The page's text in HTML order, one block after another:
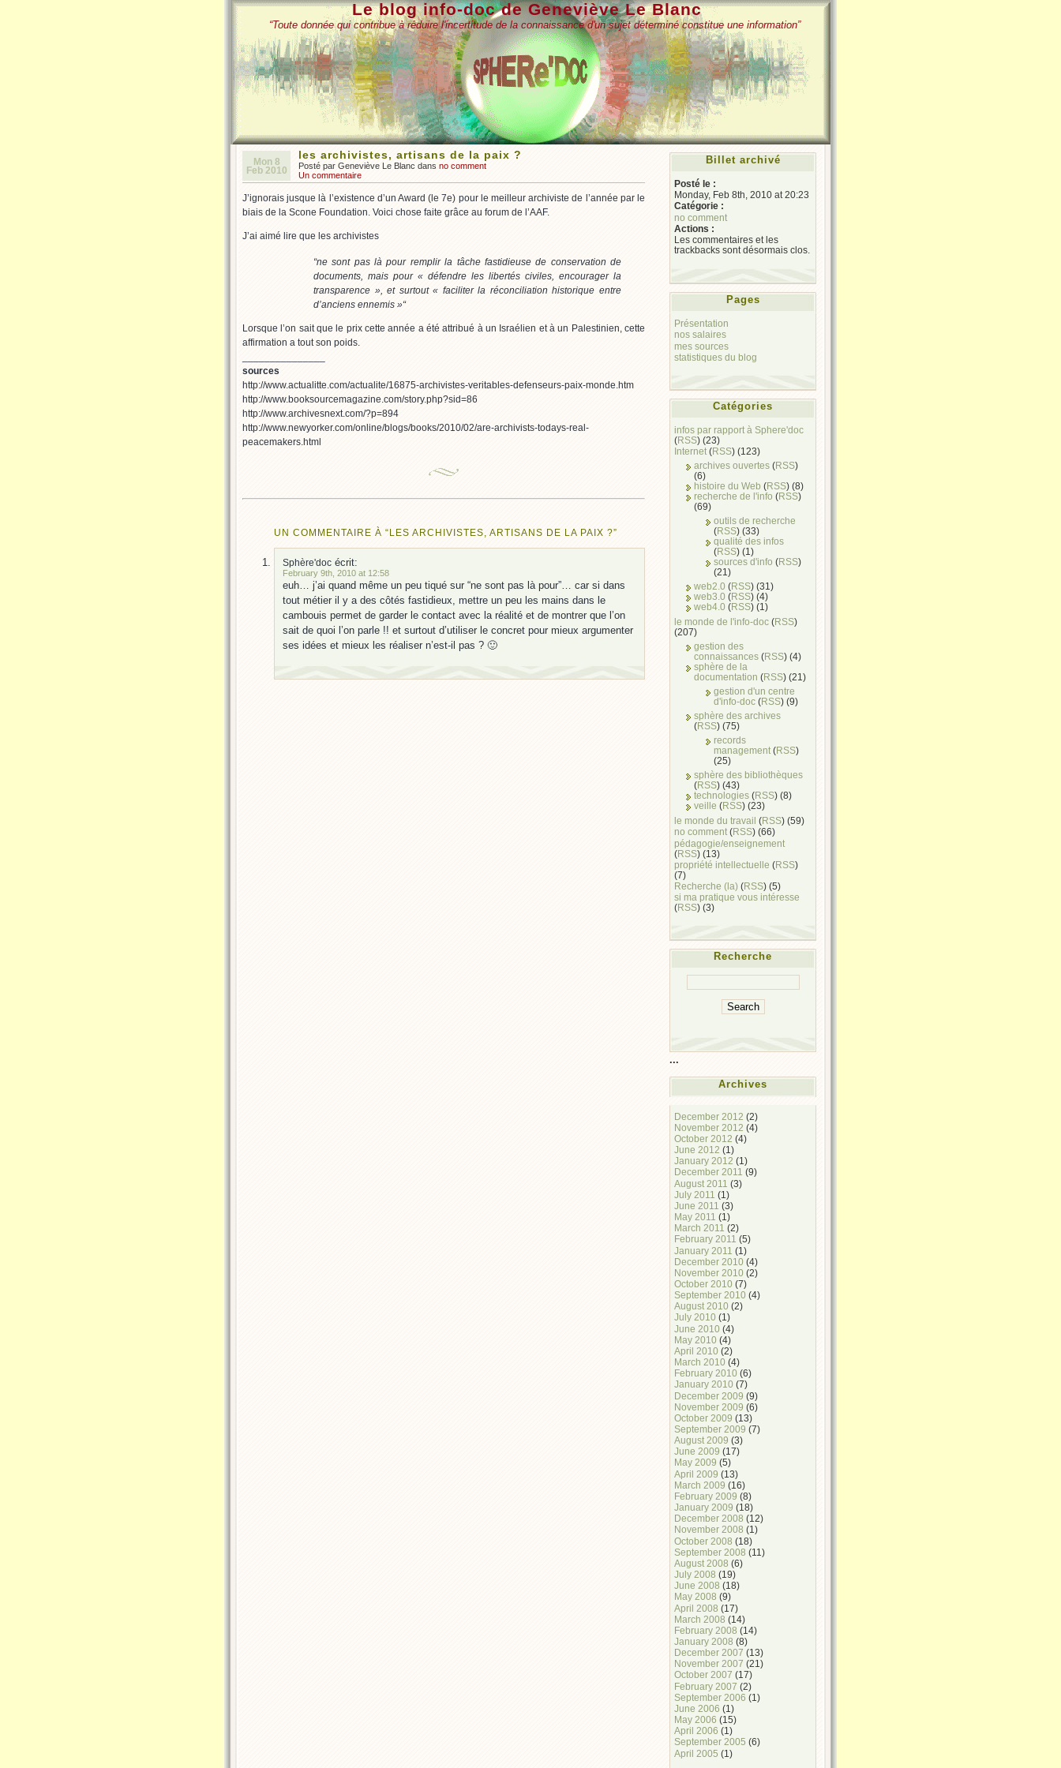
Le blog info-doc de Geneviève Le Blanc
“Toute donnée qui contribue à réduire l'incertitude de la connaissance d'un sujet déterminé constitue une information”
Mon 8
Feb 2010
les archivistes, artisans de la paix ?
Posté par Geneviève Le Blanc dans no comment
Un commentaire
J’ignorais jusque là l’existence d’un Award (le 7e) pour le meilleur archiviste de l’année par le
biais de la Scone Foundation. Voici chose faite grâce au forum de l’AAF.
J’ai aimé lire que les archivistes
“ne sont pas là pour remplir la tâche fastidieuse de conservation de
documents, mais pour « défendre les libertés civiles, encourager la
transparence », et surtout « faciliter la réconciliation historique entre
d’anciens ennemis »“
Lorsque l’on sait que le prix cette année a été attribué à un Israélien et à un Palestinien, cette
affirmation a tout son poids.
sources
http://www.actualitte.com/actualite/16875-archivistes-veritables-defenseurs-paix-monde.htm
http://www.booksourcemagazine.com/story.php?sid=86
http://www.archivesnext.com/?p=894
http://www.newyorker.com/online/blogs/books/2010/02/are-archivists-todays-real-
peacemakers.html
UN COMMENTAIRE À “LES ARCHIVISTES, ARTISANS DE LA PAIX ?”
Sphère'doc écrit:
February 9th, 2010 at 12:58
euh… j’ai quand même un peu tiqué sur “ne sont pas là pour”… car si dans
tout métier il y a des côtés fastidieux, mettre un peu les mains dans le
cambouis permet de garder le contact avec la réalité et de montrer que l’on
sait de quoi l’on parle !! et surtout d’utiliser le concret pour mieux argumenter
ses idées et mieux les réaliser n’est-il pas ? 🙂
Billet archivé
Posté le :
Monday, Feb 8th, 2010 at 20:23
Catégorie :
no comment
Actions :
Les commentaires et les
trackbacks sont désormais clos.
Pages
Présentation
nos salaires
mes sources
statistiques du blog
Catégories
infos par rapport à Sphere'doc
(RSS) (23)
Internet (RSS) (123)
archives ouvertes (RSS)
(6)
histoire du Web (RSS) (8)
recherche de l'info (RSS)
(69)
outils de recherche
(RSS) (33)
qualité des infos
(RSS) (1)
sources d'info (RSS)
(21)
web2.0 (RSS) (31)
web3.0 (RSS) (4)
web4.0 (RSS) (1)
le monde de l'info-doc (RSS)
(207)
gestion des
connaissances (RSS) (4)
sphère de la
documentation (RSS) (21)
gestion d'un centre
d'info-doc (RSS) (9)
sphère des archives
(RSS) (75)
records
management (RSS)
(25)
sphère des bibliothèques
(RSS) (43)
technologies (RSS) (8)
veille (RSS) (23)
le monde du travail (RSS) (59)
no comment (RSS) (66)
pédagogie/enseignement
(RSS) (13)
propriété intellectuelle (RSS)
(7)
Recherche (la) (RSS) (5)
si ma pratique vous intéresse
(RSS) (3)
Recherche
...
Archives
December 2012 (2)
November 2012 (4)
October 2012 (4)
June 2012 (1)
January 2012 (1)
December 2011 (9)
August 2011 (3)
July 2011 (1)
June 2011 (3)
May 2011 (1)
March 2011 (2)
February 2011 (5)
January 2011 (1)
December 2010 (4)
November 2010 (2)
October 2010 (7)
September 2010 (4)
August 2010 (2)
July 2010 (1)
June 2010 (4)
May 2010 (4)
April 2010 (2)
March 2010 (4)
February 2010 (6)
January 2010 (7)
December 2009 (9)
November 2009 (6)
October 2009 (13)
September 2009 (7)
August 2009 (3)
June 2009 (17)
May 2009 (5)
April 2009 (13)
March 2009 (16)
February 2009 (8)
January 2009 (18)
December 2008 (12)
November 2008 (1)
October 2008 (18)
September 2008 (11)
August 2008 (6)
July 2008 (19)
June 2008 (18)
May 2008 (9)
April 2008 (17)
March 2008 (14)
February 2008 (14)
January 2008 (8)
December 2007 (13)
November 2007 (21)
October 2007 (17)
February 2007 (2)
September 2006 (1)
June 2006 (1)
May 2006 (15)
April 2006 (1)
September 2005 (6)
April 2005 (1)